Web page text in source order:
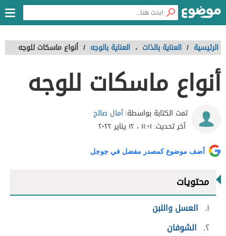
الرئيسية / العناية بالذات ، العناية بالوجه / أنواع ماسكات للوجه
أنواع ماسكات للوجه
تمت الكتابة بواسطة:آمال صالح
آخر تحديث: ١١:٠١ ، ١٢ يناير ٢٠٢٢
أضف موضوع كمصدر مفضل في جوجل
محتويات
١
العسل واللبن
٢ الشوفان